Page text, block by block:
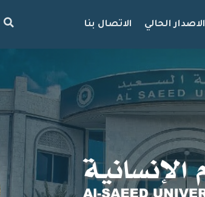
الاصدار الحالي الاتصال بنا